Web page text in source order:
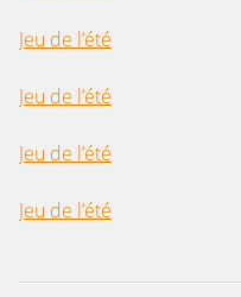
Jeu de l’été
Jeu de l’été
Jeu de l’été
Jeu de l’été